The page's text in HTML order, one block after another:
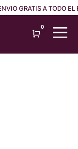
GRATIS A TODO EL
Cart
0